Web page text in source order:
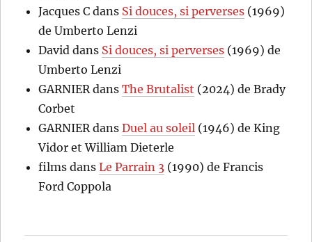
Jacques C dans Si douces, si perverses (1969)
de Umberto Lenzi
David dans Si douces, si perverses (1969) de
Umberto Lenzi
GARNIERdansThe Brutalist (2024) de Brady
Corbet
GARNIERdansDuel au soleil (1946) de King
Vidor et William Dieterle
films dansLe Parrain 3 (1990) de Francis
Ford Coppola